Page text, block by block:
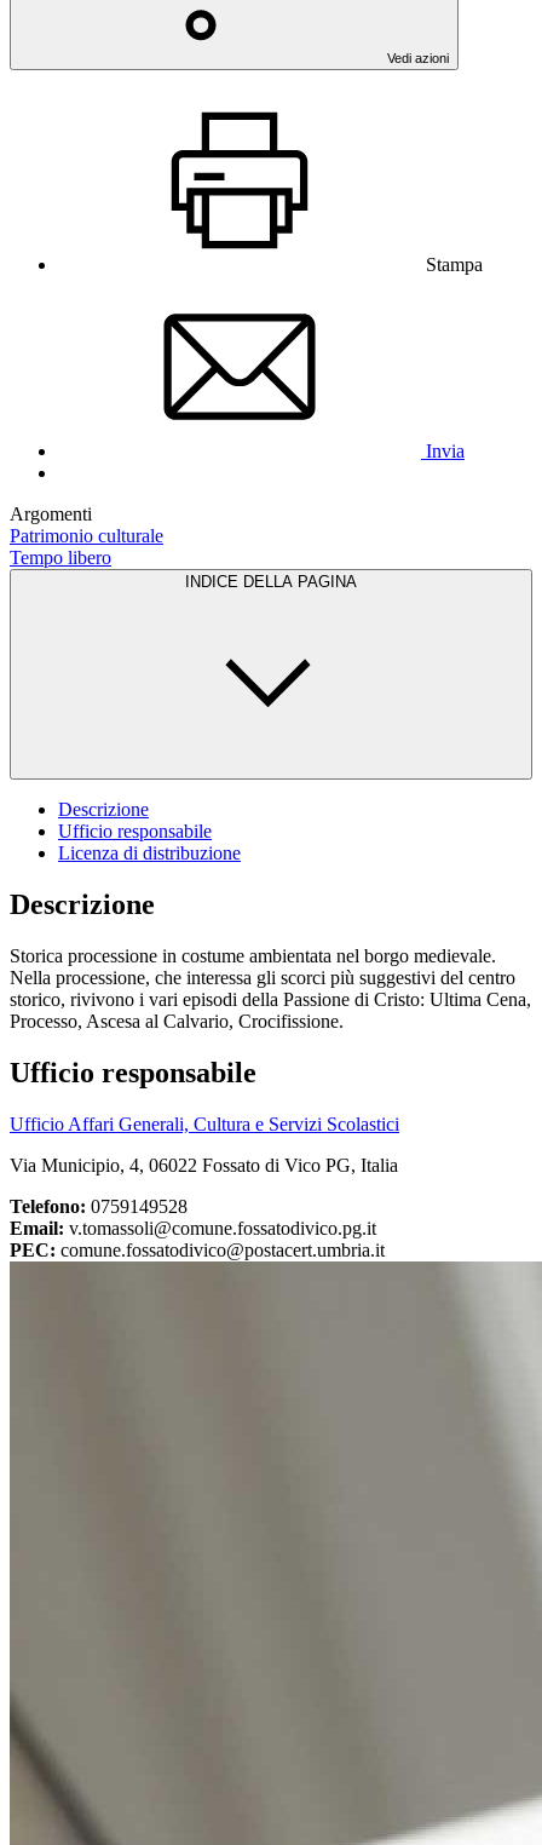
Vedi azioni
Stampa
Invia
Argomenti
Patrimonio culturale
Tempo libero
INDICE DELLA PAGINA
Descrizione
Ufficio responsabile
Licenza di distribuzione
Descrizione
Storica processione in costume ambientata nel borgo medievale.
Nella processione, che interessa gli scorci più suggestivi del centro
storico, rivivono i vari episodi della Passione di Cristo: Ultima Cena,
Processo, Ascesa al Calvario, Crocifissione.
Ufficio responsabile
Ufficio Affari Generali, Cultura e Servizi Scolastici
Via Municipio, 4, 06022 Fossato di Vico PG, Italia
Telefono: 0759149528
Email: v.tomassoli@comune.fossatodivico.pg.it
PEC: comune.fossatodivico@postacert.umbria.it